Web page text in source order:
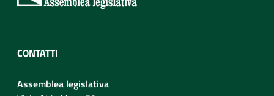
CONTATTI
Assemblea legislativa